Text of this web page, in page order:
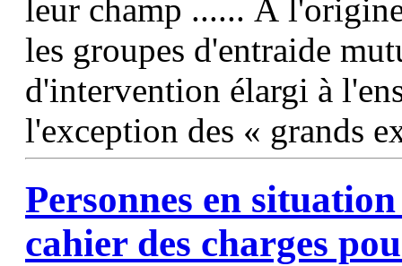
leur champ ...... À
les groupes d'entraide
d'intervention élargi à
l'exception des « grands
Personnes en
cahier des charges